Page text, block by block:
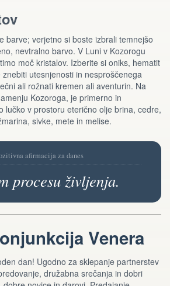
barve; verjetno si boste izbrali temnejšo
nevtralno barvo. V Luni v Kozorogu
moč kristalov. Izberite si oniks, hematit
utesnjenosti in nesproščenega
ali rožnati kremen ali aventurin. Na
Kozoroga, je primerno in
lučko v prostoru eterično olje brina, cedre,
sivke, mete in melise.
afirmacija za danes
procesu življenja.
Venera
dan! Ugodno za sklepanje partnerstev
družabna srečanja in dobri